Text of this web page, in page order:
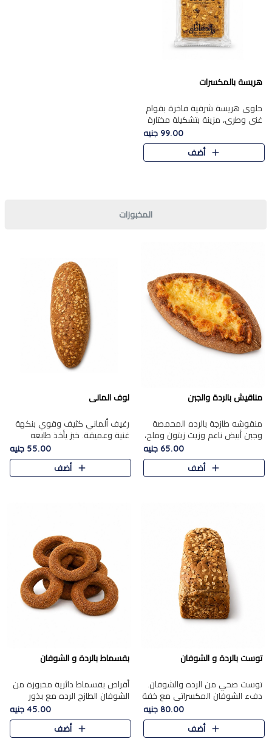
هريسة بالمكسرات
حلوى هريسة شرقية فاخرة بقوام
غني وطري، مزينة بتشكيلة مختارة
من المكسرات الفاخرة التي تضيف
قرمشة مميزة ونكهة غنية في كل
قطعة. تجمع بين المذاق..
99.00 جنيه
أضف
المخبوزات
مناقيش بالردة والجبن
منقوشه طازجة بالرده المحمصة
وجبن أبيض ناعم وزيت زيتون وملح،
مباشرة من الفرن.الرده مع نعومة
الجبن فوق عجينة طازجة.
65.00 جنيه
أضف
لوف المانى
رغيف ألماني كثيف وقوي بنكهة
غنية وعميقة. خبز يأخذ طابعه
55.00 جنيه
أضف
توست بالردة و الشوفان
توست صحي من الرده والشوفان.
دفء الشوفان المكسراتي مع خفة
80.00 جنيه
أضف
بقسماط بالردة و الشوفان
أقراص بقسماط دائرية مخبوزة من
الشوفان الطازج الرده مع بذور
مختارة. قرمشة الحبوب والبذور،
بداية صحية لكل صباح.
45.00 جنيه
أضف